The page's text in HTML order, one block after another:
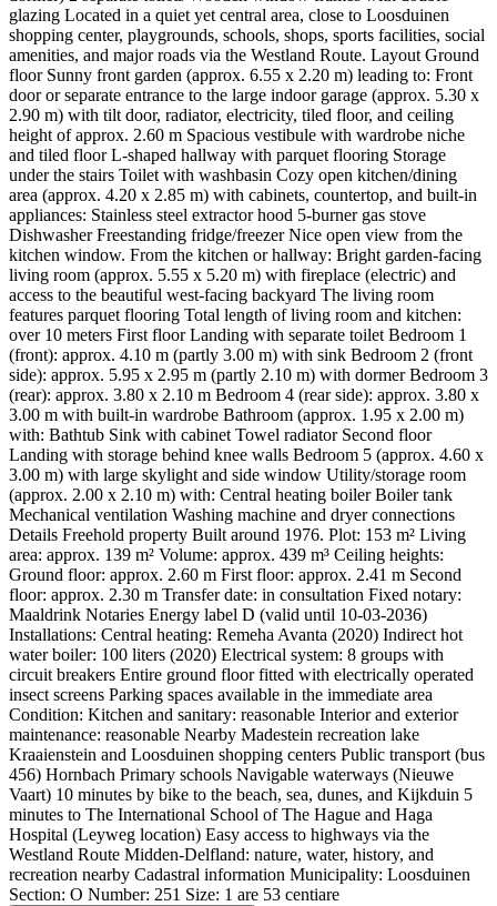
glazing Located in a quiet yet central area, close to Loosduinen
shopping center, playgrounds, schools, shops, sports facilities, social
amenities, and major roads via the Westland Route. Layout Ground
floor Sunny front garden (approx. 6.55 x 2.20 m) leading to: Front
door or separate entrance to the large indoor garage (approx. 5.30 x
2.90 m) with tilt door, radiator, electricity, tiled floor, and ceiling
height of approx. 2.60 m Spacious vestibule with wardrobe niche
and tiled floor L-shaped hallway with parquet flooring Storage
under the stairs Toilet with washbasin Cozy open kitchen/dining
area (approx. 4.20 x 2.85 m) with cabinets, countertop, and built-in
appliances: Stainless steel extractor hood 5-burner gas stove
Dishwasher Freestanding fridge/freezer Nice open view from the
kitchen window. From the kitchen or hallway: Bright garden-facing
living room (approx. 5.55 x 5.20 m) with fireplace (electric) and
access to the beautiful west-facing backyard The living room
features parquet flooring Total length of living room and kitchen:
over 10 meters First floor Landing with separate toilet Bedroom 1
(front): approx. 4.10 m (partly 3.00 m) with sink Bedroom 2 (front
side): approx. 5.95 x 2.95 m (partly 2.10 m) with dormer Bedroom 3
(rear): approx. 3.80 x 2.10 m Bedroom 4 (rear side): approx. 3.80 x
3.00 m with built-in wardrobe Bathroom (approx. 1.95 x 2.00 m)
with: Bathtub Sink with cabinet Towel radiator Second floor
Landing with storage behind knee walls Bedroom 5 (approx. 4.60 x
3.00 m) with large skylight and side window Utility/storage room
(approx. 2.00 x 2.10 m) with: Central heating boiler Boiler tank
Mechanical ventilation Washing machine and dryer connections
Details Freehold property Built around 1976. Plot: 153 m² Living
area: approx. 139 m² Volume: approx. 439 m³ Ceiling heights:
Ground floor: approx. 2.60 m First floor: approx. 2.41 m Second
floor: approx. 2.30 m Transfer date: in consultation Fixed notary:
Maaldrink Notaries Energy label D (valid until 10-03-2036)
Installations: Central heating: Remeha Avanta (2020) Indirect hot
water boiler: 100 liters (2020) Electrical system: 8 groups with
circuit breakers Entire ground floor fitted with electrically operated
insect screens Parking spaces available in the immediate area
Condition: Kitchen and sanitary: reasonable Interior and exterior
maintenance: reasonable Nearby Madestein recreation lake
Kraaienstein and Loosduinen shopping centers Public transport (bus
456) Hornbach Primary schools Navigable waterways (Nieuwe
Vaart) 10 minutes by bike to the beach, sea, dunes, and Kijkduin 5
minutes to The International School of The Hague and Haga
Hospital (Leyweg location) Easy access to highways via the
Westland Route Midden-Delfland: nature, water, history, and
recreation nearby Cadastral information Municipality: Loosduinen
Section: O Number: 251 Size: 1 are 53 centiare